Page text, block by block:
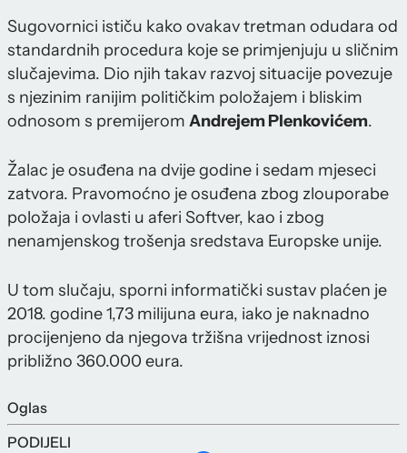
Sugovornici ističu kako ovakav tretman odudara od
standardnih procedura koje se primjenjuju u sličnim
slučajevima. Dio njih takav razvoj situacije povezuje
s njezinim ranijim političkim položajem i bliskim
odnosom s premijerom Andrejem Plenkovićem.
Žalac je osuđena na dvije godine i sedam mjeseci
zatvora. Pravomoćno je osuđena zbog zlouporabe
položaja i ovlasti u aferi Softver, kao i zbog
nenamjenskog trošenja sredstava Europske unije.
U tom slučaju, sporni informatički sustav plaćen je
2018. godine 1,73 milijuna eura, iako je naknadno
procijenjeno da njegova tržišna vrijednost iznosi
približno 360.000 eura.
Oglas
PODIJELI